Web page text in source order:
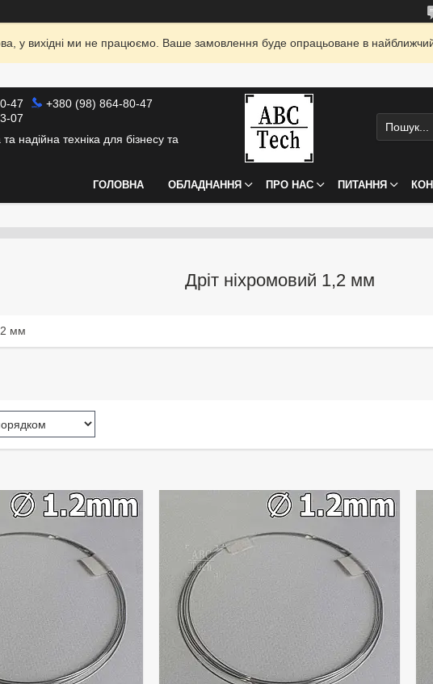
у вихідні ми не працюємо. Ваше замовлення буде опрацьоване в
47
+380 (98) 864-80-47
07
надійна техніка для бізнесу та
ГОЛОВНА ОБЛАДНАННЯ ПРО НАС ПИТАННЯ
Дріт ніхромовий 1,2 мм
мм